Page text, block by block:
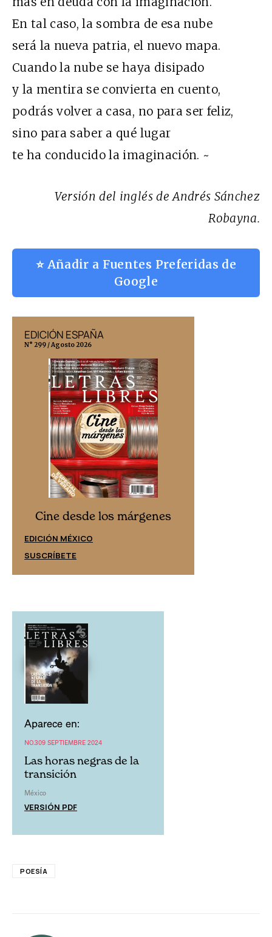
En tal caso, la sombra de esa nube
será la nueva patria, el nuevo mapa.
Cuando la nube se haya disipado
y la mentira se convierta en cuento,
podrás volver a casa, no para ser feliz,
sino para saber a qué lugar
te ha conducido la imaginación. ~
Versión del inglés de Andrés Sánchez
Robayna.
⭐ Añadir a Fuentes Preferidas de
Google
EDICIÓN ESPAÑA
N° 299 / Agosto 2026
Cine desde los márgenes
EDICIÓN MÉXICO
SUSCRÍBETE
Aparece en:
NO.309 SEPTIEMBRE 2024
Las horas negras de la
transición
México
VERSIÓN PDF
POESÍA